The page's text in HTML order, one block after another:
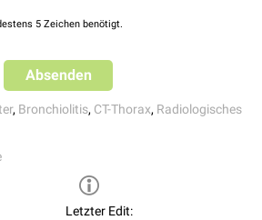
: z.B. bei Sjögren-Syndrom
der distalen Lungengefäße vor,
Reaktion auf
intravenösen
5 Zeichen benötigt.
Absenden
, Bronchiolitis, CT-Thorax, Radiologisches
Letzter Edit: